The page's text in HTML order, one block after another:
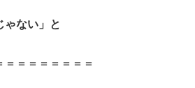
ゃない」と
＝＝＝＝＝＝＝＝